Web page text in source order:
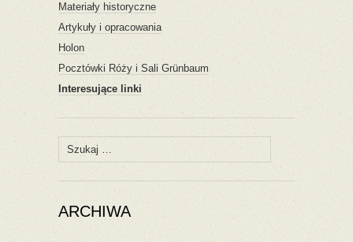
Materiały historyczne
Artykuły i opracowania
Holon
Pocztówki Róży i Sali Grünbaum
Interesujące linki
Szukaj:
ARCHIWA